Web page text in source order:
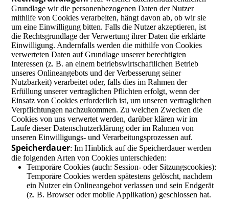
Grundlage wir die personenbezogenen Daten der Nutzer
mithilfe von Cookies verarbeiten, hängt davon ab, ob wir sie
um eine Einwilligung bitten. Falls die Nutzer akzeptieren, ist
die Rechtsgrundlage der Verwertung ihrer Daten die erklärte
Einwilligung. Andernfalls werden die mithilfe von Cookies
verwerteten Daten auf Grundlage unserer berechtigten
Interessen (z. B. an einem betriebswirtschaftlichen Betrieb
unseres Onlineangebots und der Verbesserung seiner
Nutzbarkeit) verarbeitet oder, falls dies im Rahmen der
Erfüllung unserer vertraglichen Pflichten erfolgt, wenn der
Einsatz von Cookies erforderlich ist, um unseren vertraglichen
Verpflichtungen nachzukommen. Zu welchen Zwecken die
Cookies von uns verwertet werden, darüber klären wir im
Laufe dieser Datenschutzerklärung oder im Rahmen von
unseren Einwilligungs- und Verarbeitungsprozessen auf.
Speicherdauer: Im Hinblick auf die Speicherdauer werden
die folgenden Arten von Cookies unterschieden:
Temporäre Cookies (auch: Session- oder Sitzungscookies):
Temporäre Cookies werden spätestens gelöscht, nachdem
ein Nutzer ein Onlineangebot verlassen und sein Endgerät
(z. B. Browser oder mobile Applikation) geschlossen hat.